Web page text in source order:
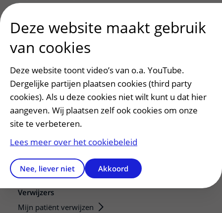
Bezoektijden
Onderwijs en onderzoek
De Nieuwe Utrechtse School
Stage en opleidingsplaatsen
Research
Strategic programs
Research groups
Research technologies
Verwijzers
Mijn patiënt verwijzen
Deze website maakt gebruik
van cookies
Deze website toont video’s van o.a. YouTube.
Dergelijke partijen plaatsen cookies (third party
cookies). Als u deze cookies niet wilt kunt u dat hier
aangeven. Wij plaatsen zelf ook cookies om onze
site te verbeteren.
Lees meer over het cookiebeleid
Nee, liever niet Akkoord